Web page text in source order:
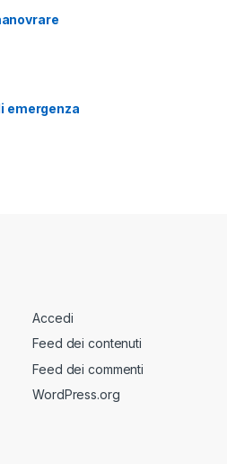
da €1,99 a €5,49
emergenza
Accedi
Feed dei contenuti
Feed dei commenti
WordPress.org